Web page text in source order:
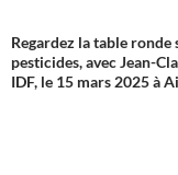
Regardez la table
pesticides, avec Jean-
IDF, le 15 mars 2025 à